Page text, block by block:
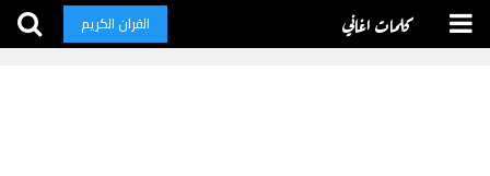
كلمات اغاني القران الكريم